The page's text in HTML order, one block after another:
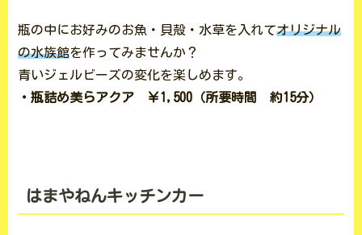
瓶の中にお好みのお魚・貝殻・水草を入れてオリジナル
の水族館を作ってみませんか？
青いジェルビーズの変化を楽しめます。
・瓶詰め美らアクア ￥1,500（所要時間 約15分）
はまやねんキッチンカー